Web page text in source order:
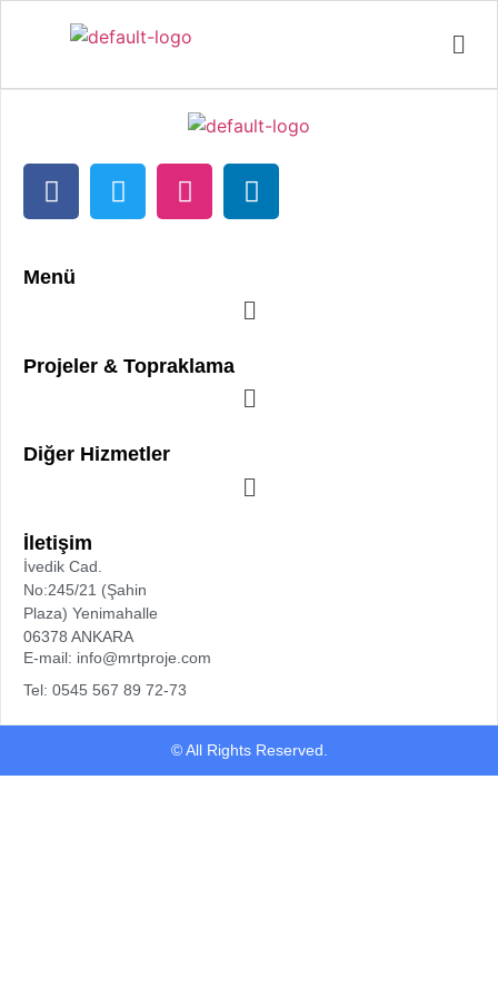
Menü
Projeler & Topraklama
Diğer Hizmetler
İletişim
İvedik Cad.
No:245/21 (Şahin
Plaza) Yenimahalle
06378 ANKARA
E-mail: info@mrtproje.com
Tel: 0545 567 89 72-73
© All Rights Reserved.